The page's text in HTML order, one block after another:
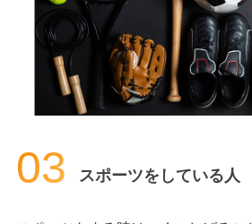
03 スポーツをしている人